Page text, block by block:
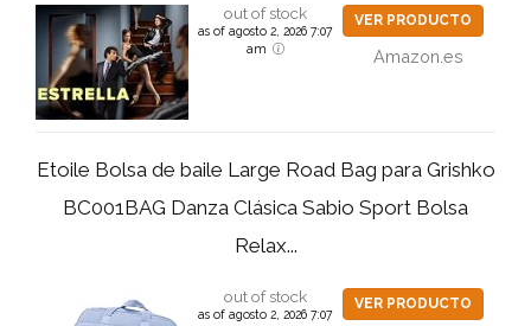
out of stock
as of agosto 2, 2026 7:07
am
VER PRODUCTO
Amazon.es
Etoile Bolsa de baile Large Road Bag para Grishko
BC001BAG Danza Clásica Sabio Sport Bolsa
Relax...
out of stock
as of agosto 2, 2026 7:07
VER PRODUCTO